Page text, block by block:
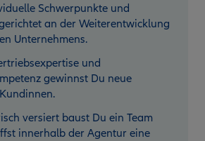
Schwerpunkte und
an der Weiterentwicklung
Unternehmens.
und
gewinnst Du neue
versiert baust Du ein Team
innerhalb der Agentur eine